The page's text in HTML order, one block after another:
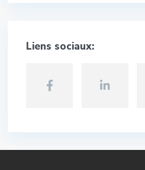
Liens sociaux: